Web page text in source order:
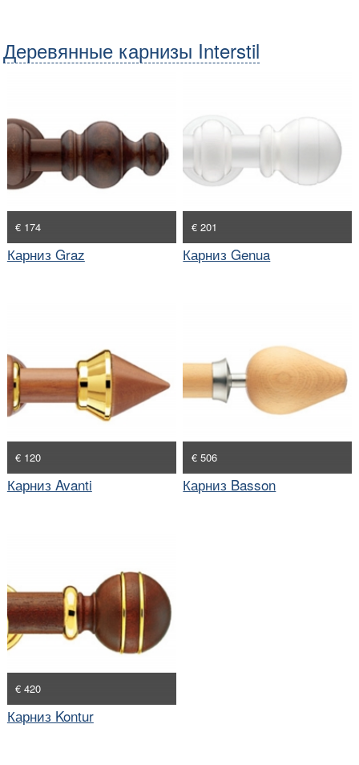
Деревянные карнизы Interstil
€ 174
Карниз Graz
€ 201
Карниз Genua
€ 120
Карниз Avanti
€ 506
Карниз Basson
€ 420
Карниз Kontur